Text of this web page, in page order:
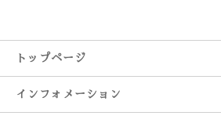
トップページ
インフォメーション